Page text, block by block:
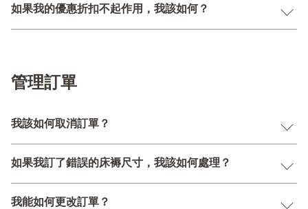
如果我的優惠折扣不起作用，我該如何？
管理訂單
我該如何取消訂單？
如果我訂了錯誤的床褥尺寸，我該如何處理？
我能如何更改訂單？